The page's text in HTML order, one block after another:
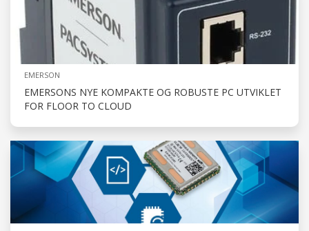
EMERSON
EMERSONS NYE KOMPAKTE OG ROBUSTE PC UTVIKLET
FOR FLOOR TO CLOUD